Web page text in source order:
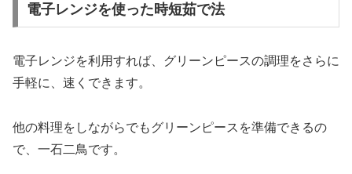
電子レンジを使った時短茹で法
電子レンジを利用すれば、グリーンピースの調理をさらに
手軽に、速くできます。
他の料理をしながらでもグリーンピースを準備できるの
で、一石二鳥です。